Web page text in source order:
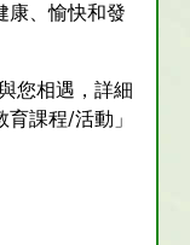
康、愉快和發
您相遇，詳細
課程/活動」